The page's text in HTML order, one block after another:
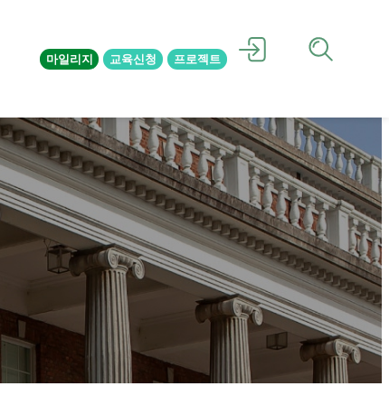
마일리지 교육신청 프로젝트